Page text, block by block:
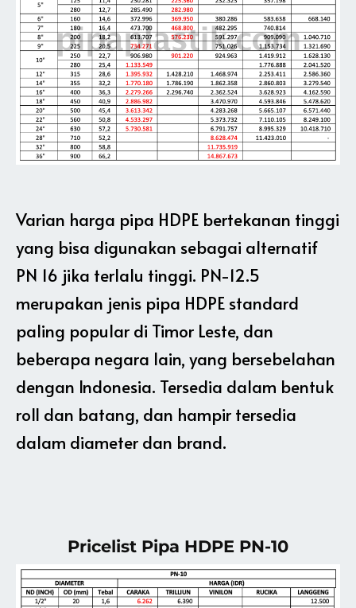
Varian harga pipa HDPE bertekanan tinggi
yang bisa digunakan sebagai alternatif
PN 16 jika terlalu tinggi. PN-12.5
merupakan jenis pipa HDPE standard
paling popular di Timor Leste, dan
beberapa negara lain, yang bersebelahan
dengan Indonesia. Tersedia dalam bentuk
roll dan batang, dan hampir tersedia
dalam diameter dan brand.
Pricelist Pipa HDPE PN-10